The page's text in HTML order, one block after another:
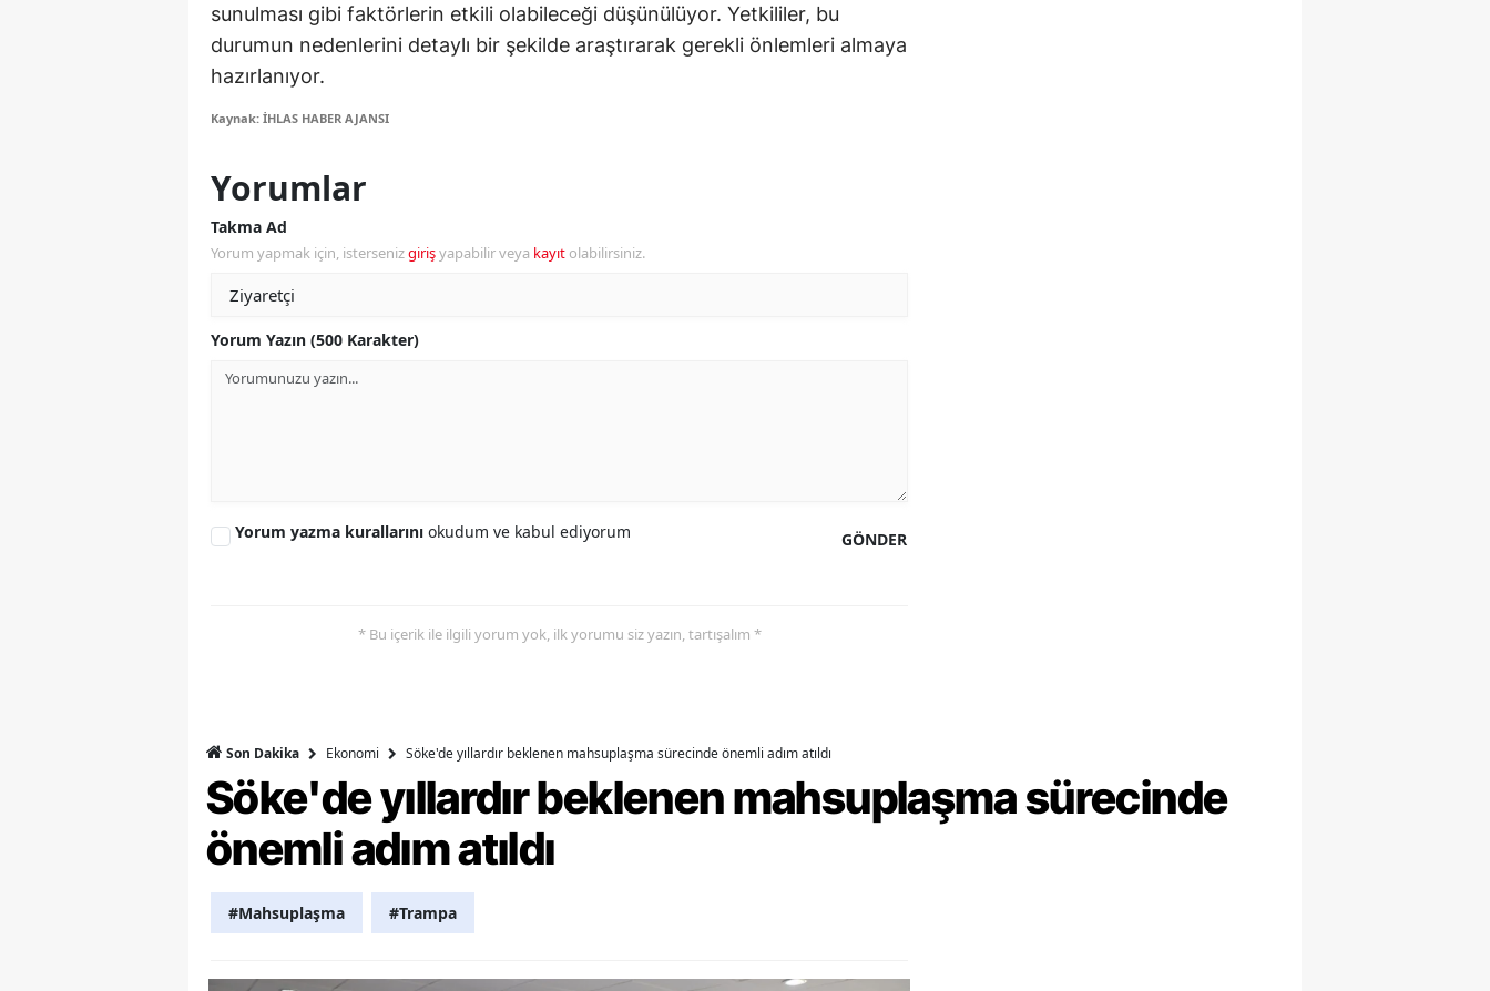
Mardin
Tokat
Şanlıurfa
Uşak
Van
sunulması gibi faktörlerin etkili olabileceği düşünülüyor. Yetkililer, bu
durumun nedenlerini detaylı bir şekilde araştırarak gerekli önlemleri almaya
hazırlanıyor.
Kaynak: İHLAS HABER AJANSI
Yorumlar
Takma Ad
Yorum yapmak için, istersenizgirişyapabilir veya kayıt olabilirsiniz.
Yorum Yazın (500 Karakter)
GÖNDER
Yorum yazma kurallarını okudum ve kabul ediyorum
* Bu içerik ile ilgili yorum yok, ilk yorumu siz yazın, tartışalım *
Son Dakika Ekonomi Söke'de yıllardır beklenen mahsuplaşma sürecinde önemli adım atıldı
Söke'de yıllardır beklenen mahsuplaşma sürecinde
önemli adım atıldı
#Mahsuplaşma #Trampa